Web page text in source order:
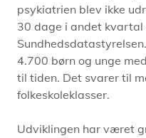
psykiatrien blev ikke
30 dage i andet
4.700 børn og unge
til tiden. Det svarer til
folkeskoleklasser.
Udviklingen har været